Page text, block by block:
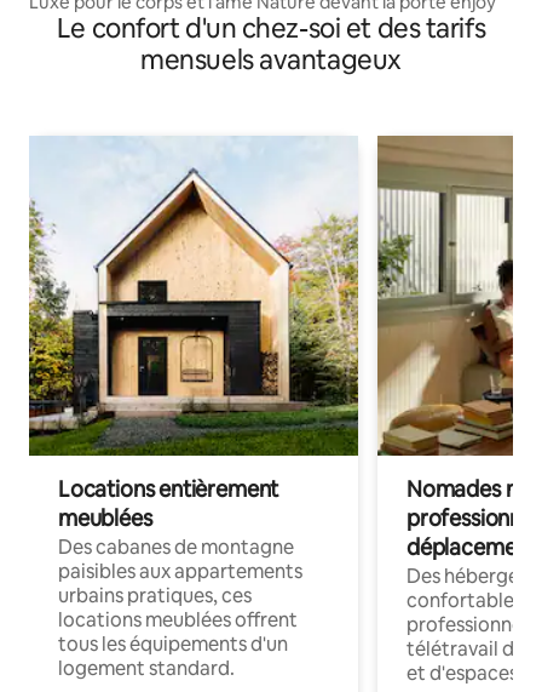
Le confort d'un chez-soi et des tarifs
mensuels avantageux
Locations entièrement
meublées
Des cabanes de montagne
paisibles aux appartements
urbains pratiques, ces
locations meublées offrent
tous les équipements d'un
logement standard.
Nomades
déplacement
Des
confortables
professionnels
télétravail
et d'espaces